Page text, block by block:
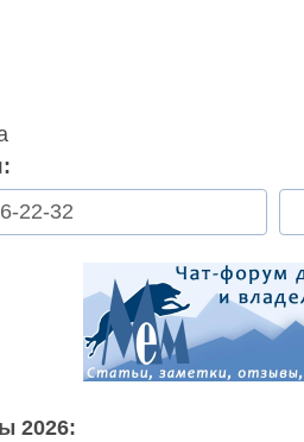
22-32
2026: